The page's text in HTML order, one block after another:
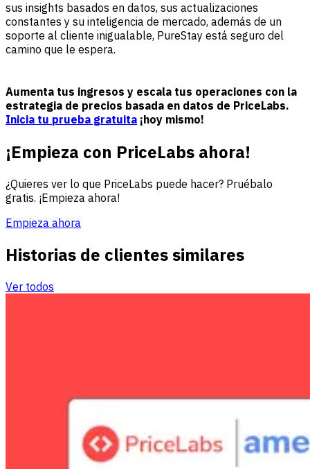
sus insights basados en datos, sus actualizaciones
constantes y su inteligencia de mercado, además de un
soporte al cliente inigualable, PureStay está seguro del
camino que le espera.
Aumenta tus ingresos y escala tus operaciones con la
estrategia de precios basada en datos de PriceLabs.
Inicia tu prueba gratuita ¡hoy mismo!
¡Empieza con PriceLabs ahora!
¿Quieres ver lo que PriceLabs puede hacer? Pruébalo
gratis. ¡Empieza ahora!
Empieza ahora
Historias de clientes similares
Ver todos